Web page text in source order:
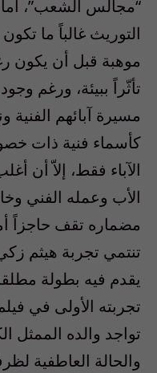
“مجالس الشعب”،
التوريث غالباً ما
موهبة قبل أن يكون
تأثّراً ببيئة، ورغم
مسيرة آبائهم الفنية
كأسماء فنية ذات
الآباء فقط، إلاّ أن
الأب وعمله الفني
مضماره تقف حاجزاً
تنتمي تجربة هيثم
يقدم فيه بطولة
تجربته الأولى في
تواجد والده الممثل
والحالة العاطفية